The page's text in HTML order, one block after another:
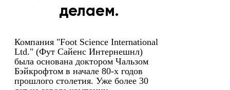
делаем.
Компания "Foot Science International
Ltd." (Фут Сайенс Интернешнл)
была основана доктором Чальзом
Бэйкрофтом в начале 80-х годов
прошлого столетия. Уже более 30